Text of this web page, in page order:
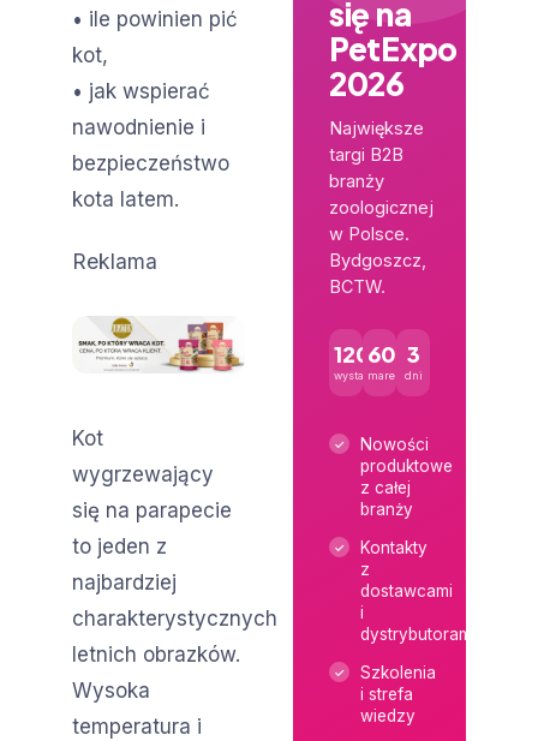
• ile powinien pić
kot,
• jak wspierać
nawodnienie i
bezpieczeństwo
kota latem.
Reklama
Kot
wygrzewający
się na parapecie
to jeden z
najbardziej
charakterystycznych
letnich obrazków.
Wysoka
temperatura i
się na
PetExpo
2026
Największe
targi B2B
branży
zoologicznej
w Polsce.
Bydgoszcz,
BCTW.
120+
wystawców
600+
marek
3
dni
Nowości
produktowe
z całej
branży
Kontakty
z
dostawcami
i
dystrybutorami
Szkolenia
i strefa
wiedzy